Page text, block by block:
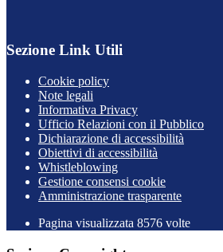
Sezione Link Utili
Cookie policy
Note legali
Informativa Privacy
Ufficio Relazioni con il Pubblico
Dichiarazione di accessibilità
Obiettivi di accessibilità
Whistleblowing
Gestione consensi cookie
Amministrazione trasparente
Pagina visualizzata 8576 volte